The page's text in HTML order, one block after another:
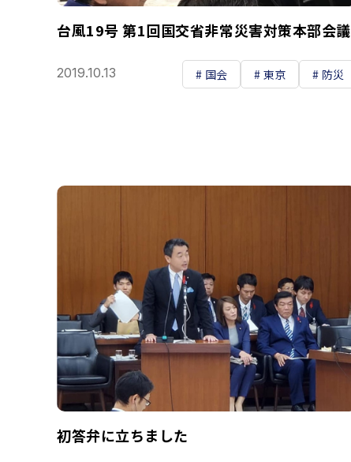
台風19号 第1回国交省非常災害対策本部会議
2019.10.13 国会 東京 防災
初答弁に立ちました